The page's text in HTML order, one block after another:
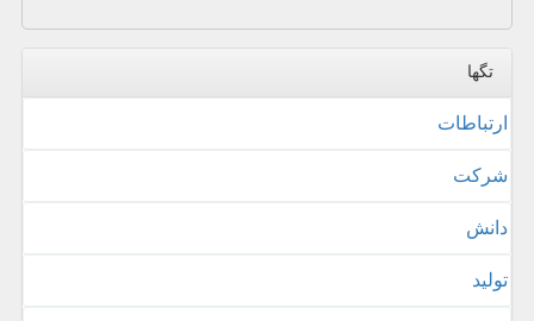
تگها
ارتباطات
شركت
دانش
تولید